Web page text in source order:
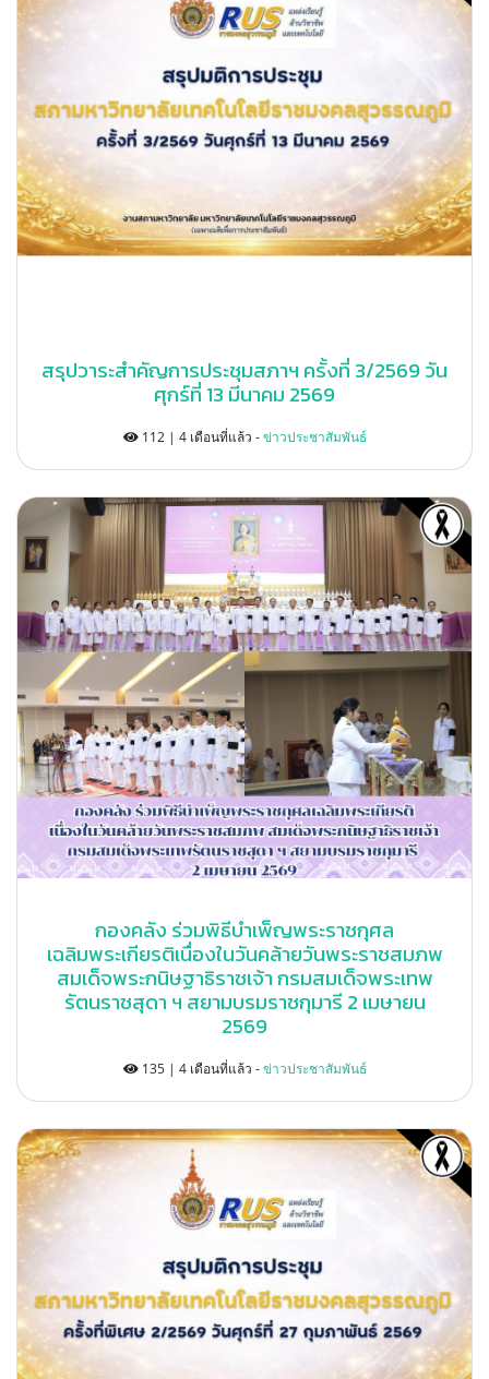
สรุปวาระสำคัญการประชุมสภาฯ ครั้งที่ 3/2569 วัน
ศุกร์ที่ 13 มีนาคม 2569
112 | 4 เดือนที่แล้ว -ข่าวประชาสัมพันธ์
กองคลัง ร่วมพิธีบำเพ็ญพระราชกุศล
เฉลิมพระเกียรติเนื่องในวันคล้ายวันพระราชสมภพ
สมเด็จพระกนิษฐาธิราชเจ้า กรมสมเด็จพระเทพ
รัตนราชสุดา ฯ สยามบรมราชกุมารี 2 เมษายน
2569
135 | 4 เดือนที่แล้ว -ข่าวประชาสัมพันธ์